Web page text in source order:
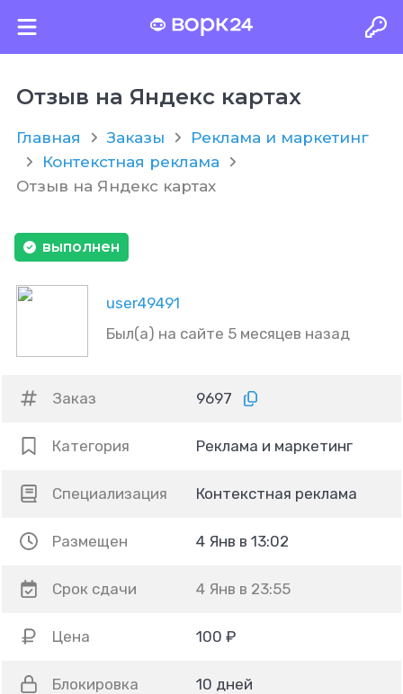
Отзыв на Яндекс картах
Главная Заказы
Реклама и маркетинг
Контекстная реклама
Отзыв на Яндекс картах
user49491
Был(а) на сайте 5 месяцев назад
выполнен
Заказ 9697
Категория Реклама и маркетинг
Специализация Контекстная реклама
Размещен 4 Янв в 13:02
Срок сдачи 4 Янв в 23:55
Цена 100 ₽
Блокировка 10 дней